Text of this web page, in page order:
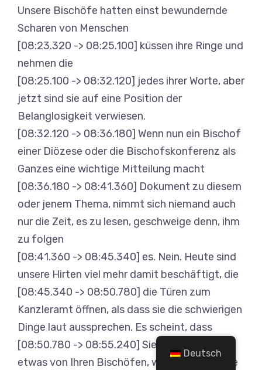
Unsere Bischöfe hatten einst bewundernde
Scharen von Menschen
[08:23.320 -> 08:25.100] küssen ihre Ringe und
nehmen die
[08:25.100 -> 08:32.120] jedes ihrer Worte, aber
jetzt sind sie auf eine Position der
Belanglosigkeit verwiesen.
[08:32.120 -> 08:36.180] Wenn nun ein Bischof
einer Diözese oder die Bischofskonferenz als
Ganzes eine wichtige Mitteilung macht
[08:36.180 -> 08:41.360] Dokument zu diesem
oder jenem Thema, nimmt sich niemand auch
nur die Zeit, es zu lesen, geschweige denn, ihm
zu folgen
[08:41.360 -> 08:45.340] es. Nein. Heute sind
unsere Hirten viel mehr damit beschäftigt, die
[08:45.340 -> 08:50.780] die Türen zum
Kanzleramt öffnen, als dass sie die schwierigen
Dinge laut aussprechen. Es scheint, dass
[08:50.780 -> 08:55.240] Sie hören nur dann
etwas von Ihren Bischöfen, wenn der jährliche
Deutsch